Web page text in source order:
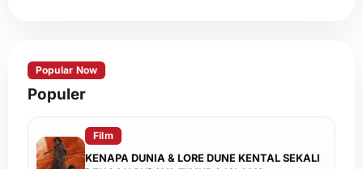
Popular Now
Populer
Film
KENAPA DUNIA & LORE DUNE KENTAL SEKALI